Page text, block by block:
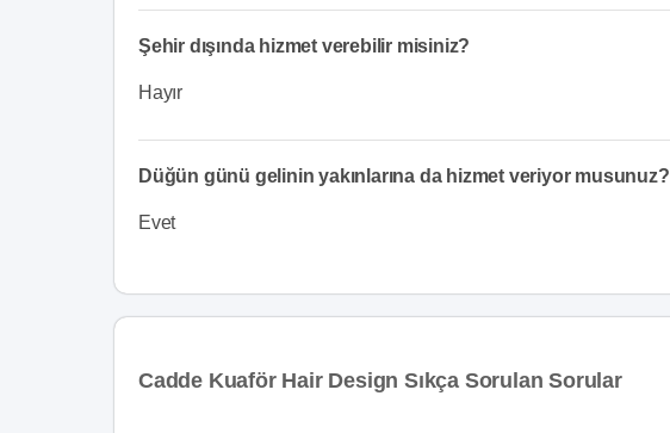
Şehir dışında hizmet verebilir misiniz?
Hayır
Düğün günü gelinin yakınlarına da hizmet veriyor musunuz?
Evet
Cadde Kuaför Hair Design Sıkça Sorulan Sorular